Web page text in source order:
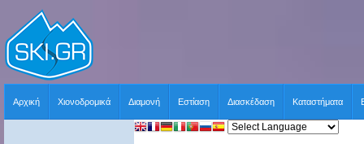
Αρχική Χιονοδρομικά Διαμονή Εστίαση Διασκέδαση Καταστήματα